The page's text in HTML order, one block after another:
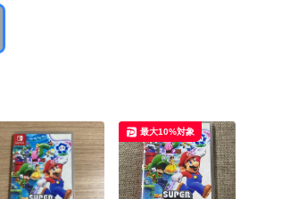
最大10%対象